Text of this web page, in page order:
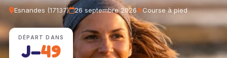
Esnandes (17137) 26 septembre 2026 Course à pied
DÉPART DANS
J−49